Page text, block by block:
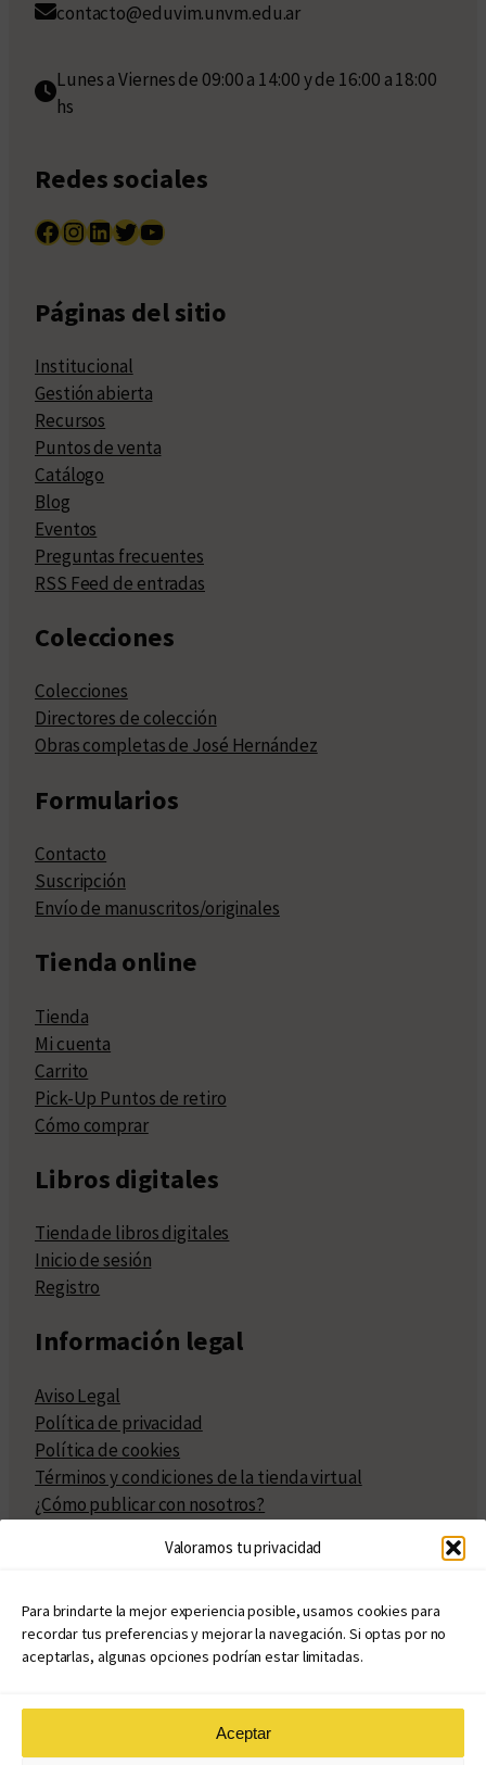
Valoramos tu privacidad
Para brindarte la mejor experiencia posible, usamos cookies para
recordar tus preferencias y mejorar la navegación. Si optas por no
aceptarlas, algunas opciones podrían estar limitadas.
Aceptar
contacto@eduvim.unvm.edu.ar
Lunes a Viernes de 09:00 a 14:00 y de 16:00 a 18:00
hs
Redes sociales
Facebook InstagramLinkedIn Twitter YouTube
Páginas del sitio
Institucional
Gestión abierta
Recursos
Puntos de venta
Catálogo
Blog
Eventos
Preguntas frecuentes
RSS Feed de entradas
Colecciones
Colecciones
Directores de colección
Obras completas de José Hernández
Formularios
Contacto
Suscripción
Envío de manuscritos/originales
Tienda online
Tienda
Mi cuenta
Carrito
Pick-Up Puntos de retiro
Cómo comprar
Libros digitales
Tienda de libros digitales
Inicio de sesión
Registro
Información legal
Aviso Legal
Política de privacidad
Política de cookies
Términos y condiciones de la tienda virtual
¿Cómo publicar con nosotros?
Políticas de publicación
Políticas de coedición
Atribuciones